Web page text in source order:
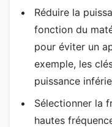
Réduire la
fonction du
pour éviter un
exemple, les
puissance
Sélectionner la
hautes